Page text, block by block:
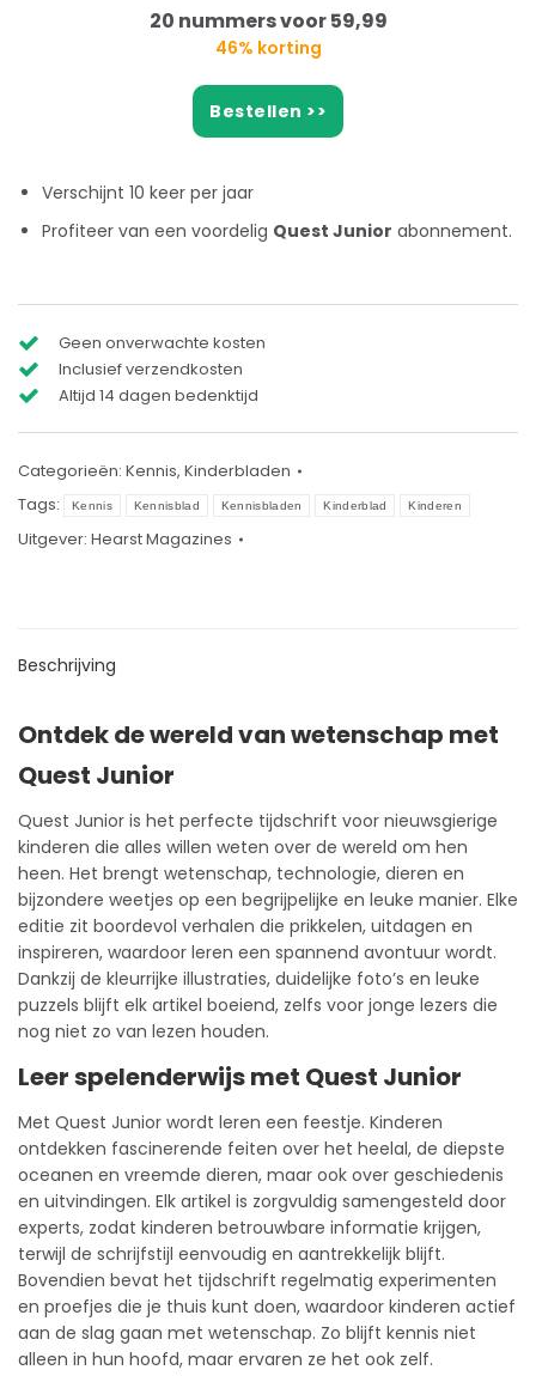
20 nummers voor 59,99
46% korting
Bestellen >>
Verschijnt 10 keer per jaar
Profiteer van een voordelig Quest Junior abonnement.
Geen onverwachte kosten
Inclusief verzendkosten
Altijd 14 dagen bedenktijd
Categorieën: Kennis, Kinderbladen
Tags:
Kennis Kennisblad Kennisbladen Kinderblad Kinderen
Uitgever: Hearst Magazines
Beschrijving
Ontdek de wereld van wetenschap met
Quest Junior
Quest Junior is het perfecte tijdschrift voor nieuwsgierige
kinderen die alles willen weten over de wereld om hen
heen. Het brengt wetenschap, technologie, dieren en
bijzondere weetjes op een begrijpelijke en leuke manier. Elke
editie zit boordevol verhalen die prikkelen, uitdagen en
inspireren, waardoor leren een spannend avontuur wordt.
Dankzij de kleurrijke illustraties, duidelijke foto’s en leuke
puzzels blijft elk artikel boeiend, zelfs voor jonge lezers die
nog niet zo van lezen houden.
Leer spelenderwijs met Quest Junior
Met Quest Junior wordt leren een feestje. Kinderen
ontdekken fascinerende feiten over het heelal, de diepste
oceanen en vreemde dieren, maar ook over geschiedenis
en uitvindingen. Elk artikel is zorgvuldig samengesteld door
experts, zodat kinderen betrouwbare informatie krijgen,
terwijl de schrijfstijl eenvoudig en aantrekkelijk blijft.
Bovendien bevat het tijdschrift regelmatig experimenten
en proefjes die je thuis kunt doen, waardoor kinderen actief
aan de slag gaan met wetenschap. Zo blijft kennis niet
alleen in hun hoofd, maar ervaren ze het ook zelf.